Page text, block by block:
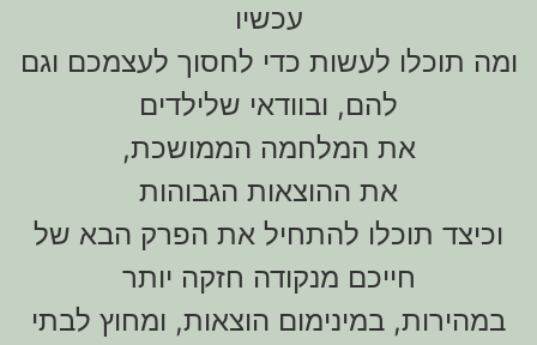
עכשיו
ומה תוכלו לעשות כדי לחסוך לעצמכם וגם
להם, ובוודאי שלילדים
את המלחמה הממושכת,
את ההוצאות הגבוהות
וכיצד תוכלו להתחיל את הפרק הבא של
חייכם מנקודה חזקה יותר
במהירות, במינימום הוצאות, ומחוץ לבתי